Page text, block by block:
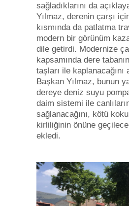
sağladıklarını da
Yılmaz, derenin çarşı
kısmında da patlatma
modern bir görünüm
dile getirdi. Modernize
kapsamında dere
taşları ile kaplanacağını
Başkan Yılmaz, bunun
dereye deniz suyu
daim sistemi ile
sağlanacağını, kötü
kirliliğinin önüne
ekledi.